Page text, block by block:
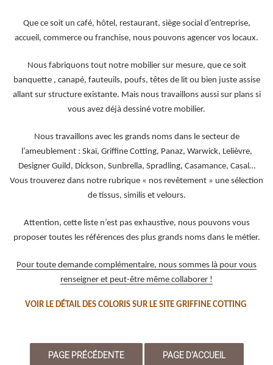
Que ce soit un café, hôtel, restaurant, siège social d’entreprise,
accueil, commerce ou franchise, nous pouvons agencer vos locaux.
Nous fabriquons tout notre mobilier sur mesure, que ce soit
banquette , canapé, fauteuils, poufs, têtes de lit ou bien juste assise
allant sur structure existante. Mais nous travaillons aussi sur plans si
vous avez déjà dessiné votre mobilier.
Nous travaillons avec les grands noms dans le secteur de
l’ameublement : Skaï, Griffine Cotting, Panaz, Warwick, Lelièvre,
Designer Guild, Dickson, Sunbrella, Spradling, Casamance, Casal…
Vous trouverez dans notre rubrique « nos revêtement » une sélection
de tissus, similis et velours.
Attention, cette liste n’est pas exhaustive, nous pouvons vous
proposer toutes les références des plus grands noms dans le métier.
Pour toute demande complémentaire, nous sommes là pour vous
renseigner et peut-être même collaborer !
VOIR LE DÉTAIL DES COLORIS SUR LE SITE GRIFFINE COTTING